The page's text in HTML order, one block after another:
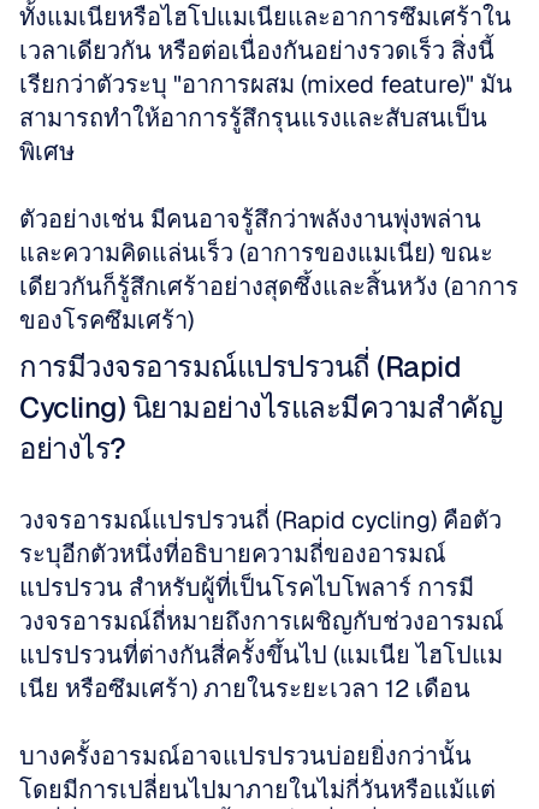
ทั้งแมเนียหรือไฮโปแมเนียและอาการซึมเศร้าใน
เวลาเดียวกัน หรือต่อเนื่องกันอย่างรวดเร็ว สิ่งนี้
เรียกว่าตัวระบุ "อาการผสม (mixed feature)" มัน
สามารถทำให้อาการรู้สึกรุนแรงและสับสนเป็น
พิเศษ
ตัวอย่างเช่น มีคนอาจรู้สึกว่าพลังงานพุ่งพล่าน
และความคิดแล่นเร็ว (อาการของแมเนีย) ขณะ
เดียวกันก็รู้สึกเศร้าอย่างสุดซึ้งและสิ้นหวัง (อาการ
ของโรคซึมเศร้า)
การมีวงจรอารมณ์แปรปรวนถี่ (Rapid
Cycling) นิยามอย่างไรและมีความสำคัญ
อย่างไร?
วงจรอารมณ์แปรปรวนถี่ (Rapid cycling) คือตัว
ระบุอีกตัวหนึ่งที่อธิบายความถี่ของอารมณ์
แปรปรวน สำหรับผู้ที่เป็นโรคไบโพลาร์ การมี
วงจรอารมณ์ถี่หมายถึงการเผชิญกับช่วงอารมณ์
แปรปรวนที่ต่างกันสี่ครั้งขึ้นไป (แมเนีย ไฮโปแม
เนีย หรือซึมเศร้า) ภายในระยะเวลา 12 เดือน
บางครั้งอารมณ์อาจแปรปรวนบ่อยยิ่งกว่านั้น
โดยมีการเปลี่ยนไปมาภายในไม่กี่วันหรือแม้แต่